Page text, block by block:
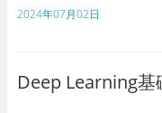
2024年07月02日
Deep Learning